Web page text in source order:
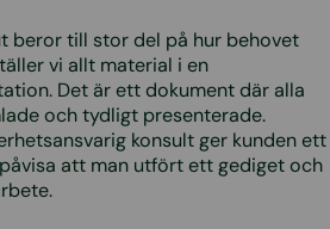
beror till stor del på hur behovet
vi allt material i en
Det är ett dokument där alla
och tydligt presenterade.
konsult ger kunden ett
att man utfört ett gediget och